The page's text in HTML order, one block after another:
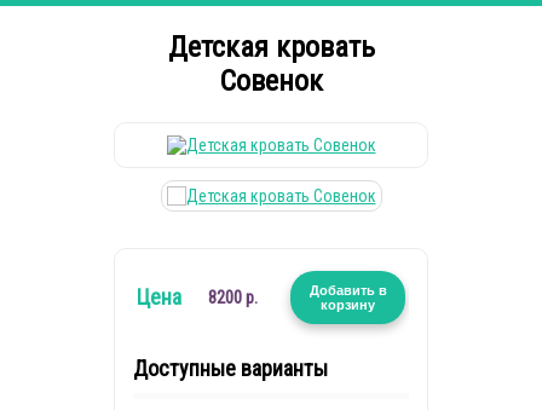
Детская кровать
Совенок
Цена 8200 р.
Добавить в
корзину
Доступные варианты